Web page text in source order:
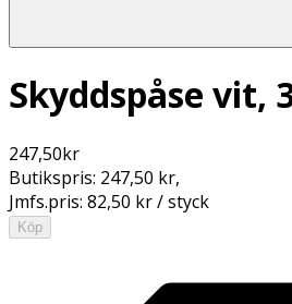
Skyddspåse vit,
247,50kr
Butikspris: 247,50 kr,
Jmfs.pris: 82,50 kr / styck
Köp